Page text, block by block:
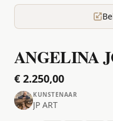
ANGELINA
€ 2.250,00
KUNSTENAAR
JP ART